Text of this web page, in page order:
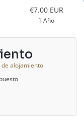
€7.00 EUR
1 Año
de alojamiento